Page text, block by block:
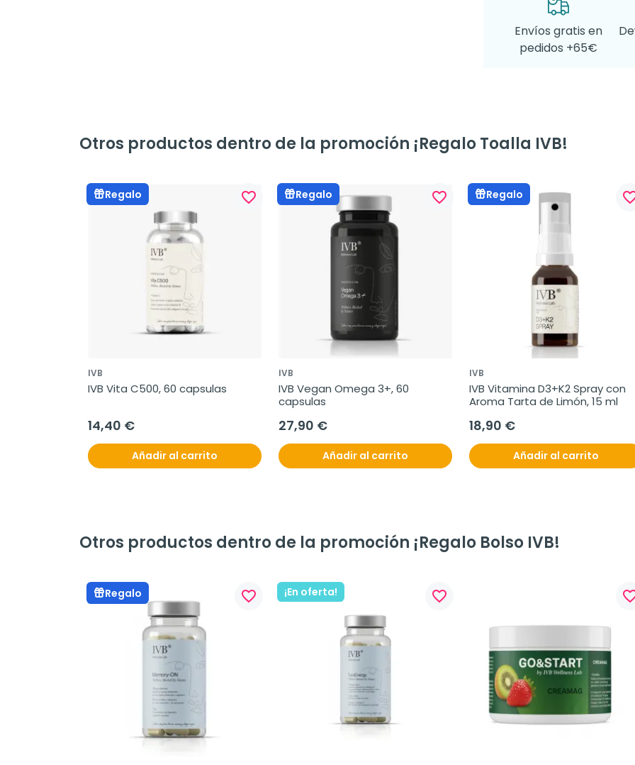
Envíos gratis en
pedidos +65€
Otros productos dentro de la promoción ¡Regalo Toalla IVB!
Regalo favorite_border
IVB
IVB Vita C500, 60 capsulas
14,40 €
Añadir al carrito
Regalo favorite_border
IVB
IVB Vegan Omega 3+, 60
capsulas
27,90 €
Añadir al carrito
Regalo
IVB
IVB Vitamina D3+K2 Spray con
Aroma Tarta de Limón, 15 ml
18,90 €
Añadir al carrito
Otros productos dentro de la promoción ¡Regalo Bolso IVB!
Regalo favorite_border ¡En oferta! favorite_border